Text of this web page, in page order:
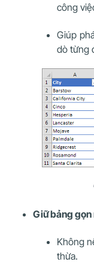
công
Giúp
dò từng
Giữ bảng gọn
Không
thừa.